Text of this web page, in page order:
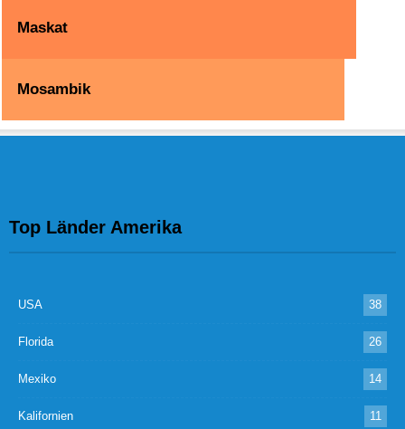
Maskat
Mosambik
Top Länder Amerika
USA 38
Florida 26
Mexiko 14
Kalifornien 11